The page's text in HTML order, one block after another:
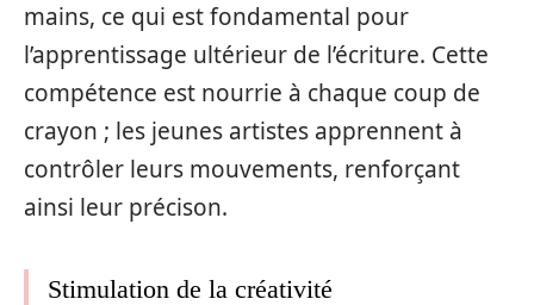
mains, ce qui est fondamental pour
l’apprentissage ultérieur de l’écriture. Cette
compétence est nourrie à chaque coup de
crayon ; les jeunes artistes apprennent à
contrôler leurs mouvements, renforçant
ainsi leur précison.
Stimulation de la créativité